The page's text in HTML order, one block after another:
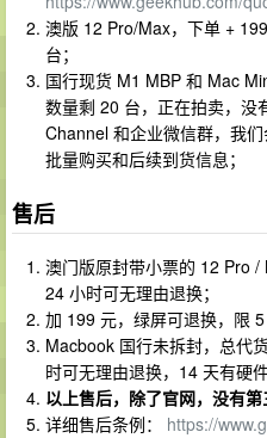
澳版 12 Pro/Max，下单 +
台；
国行现货 M1 MBP 和 Mac
数量剩 20 台，正在拍卖，没
Channel 和企业微信群，我们
批量购买和后续到货信息；
售后
澳门版原封带小票的 12 Pro
24 小时可无理由退换；
加 199 元，绿屏可退换，限 5
Macbook 国行未拆封，总代
时可无理由退换，14 天有硬
以上售后，除了官网，没有第
详细售后条例： https://